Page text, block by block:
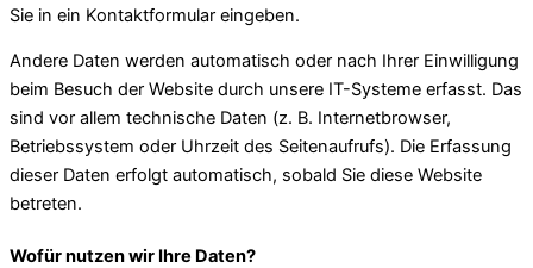
Sie in ein Kontaktformular eingeben.
Andere Daten werden automatisch oder nach Ihrer Einwilligung
beim Besuch der Website durch unsere IT-Systeme erfasst. Das
sind vor allem technische Daten (z. B. Internetbrowser,
Betriebssystem oder Uhrzeit des Seitenaufrufs). Die Erfassung
dieser Daten erfolgt automatisch, sobald Sie diese Website
betreten.
Wofür nutzen wir Ihre Daten?